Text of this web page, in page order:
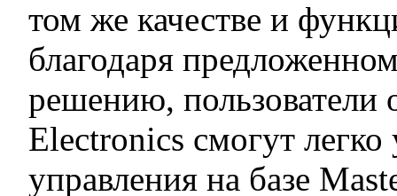
том же качестве и
благодаря
решению, пользователи
Electronics смогут легко
управления на базе